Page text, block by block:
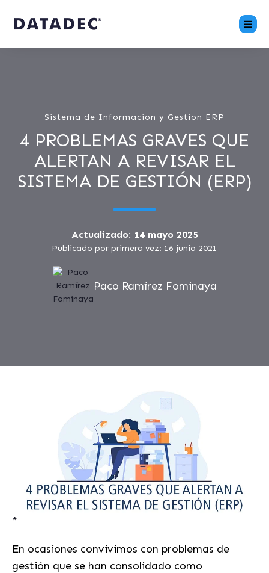
Sistema de Informacion y Gestion ERP
4 PROBLEMAS GRAVES QUE
ALERTAN A REVISAR EL
SISTEMA DE GESTIÓN (ERP)
Actualizado: 14 mayo 2025
Publicado por primera vez: 16 junio 2021
Paco Ramírez Fominaya
*
En ocasiones convivimos con problemas de
gestión que se han consolidado como